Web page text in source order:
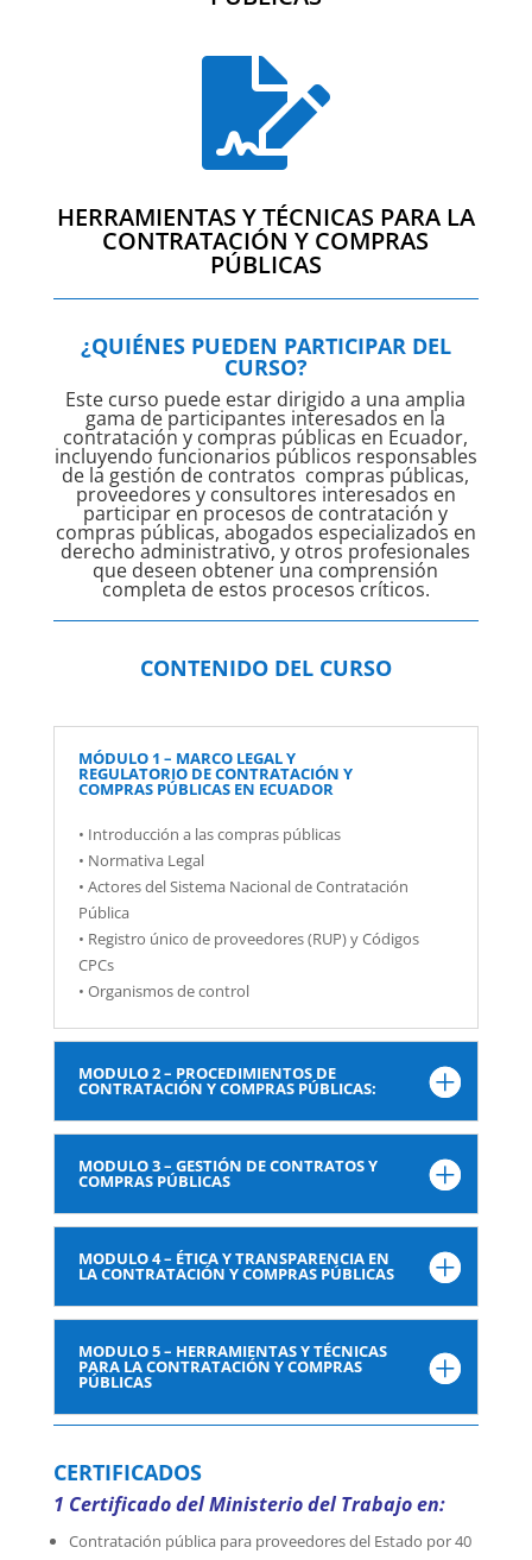

HERRAMIENTAS Y TÉCNICAS PARA LA
CONTRATACIÓN Y COMPRAS
PÚBLICAS
¿QUIÉNES PUEDEN PARTICIPAR DEL
CURSO?
Este curso puede estar dirigido a una amplia
gama de participantes interesados en la
contratación y compras públicas en Ecuador,
incluyendo funcionarios públicos responsables
de la gestión de contratos compras públicas,
proveedores y consultores interesados en
participar en procesos de contratación y
compras públicas, abogados especializados en
derecho administrativo, y otros profesionales
que deseen obtener una comprensión
completa de estos procesos críticos.
CONTENIDO DEL CURSO
MÓDULO 1 – MARCO LEGAL Y
REGULATORIO DE CONTRATACIÓN Y
COMPRAS PÚBLICAS EN ECUADOR
• Introducción a las compras públicas
• Normativa Legal
• Actores del Sistema Nacional de Contratación
Pública
• Registro único de proveedores (RUP) y Códigos
CPCs
• Organismos de control
MODULO 2 – PROCEDIMIENTOS DE
CONTRATACIÓN Y COMPRAS PÚBLICAS:
MODULO 3 – GESTIÓN DE CONTRATOS Y
COMPRAS PÚBLICAS
MODULO 4 – ÉTICA Y TRANSPARENCIA EN
LA CONTRATACIÓN Y COMPRAS PÚBLICAS
MODULO 5 – HERRAMIENTAS Y TÉCNICAS
PARA LA CONTRATACIÓN Y COMPRAS
PÚBLICAS
CERTIFICADOS
1 Certificado del Ministerio del Trabajo en:
Contratación pública para proveedores del Estado por 40